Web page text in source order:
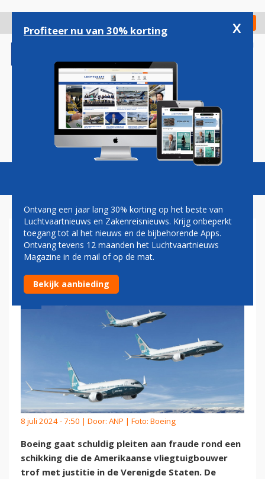
gaan
Check in
Magazine Podcasts Vacatures
BOEING PLEIT SCHULDIG AAN
FRAUDE
8 juli 2024 - 7:50 | Door: ANP | Foto: Boeing
Boeing gaat schuldig pleiten aan fraude rond een
schikking die de Amerikaanse vliegtuigbouwer
trof met justitie in de Verenigde Staten. De
Profiteer nu van 30% korting x
Ontvang een jaar lang 30% korting op het beste van
Luchtvaartnieuws en Zakenreisnieuws. Krijg onbeperkt
toegang tot al het nieuws en de bijbehorende Apps.
Ontvang tevens 12 maanden het Luchtvaartnieuws
Magazine in de mail of op de mat.
Bekijk aanbieding